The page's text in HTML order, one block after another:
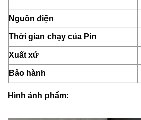
Nguồn điện
Thời gian chạy của Pin
Xuất xứ
Bảo hành
Hình ảnh phẩm: